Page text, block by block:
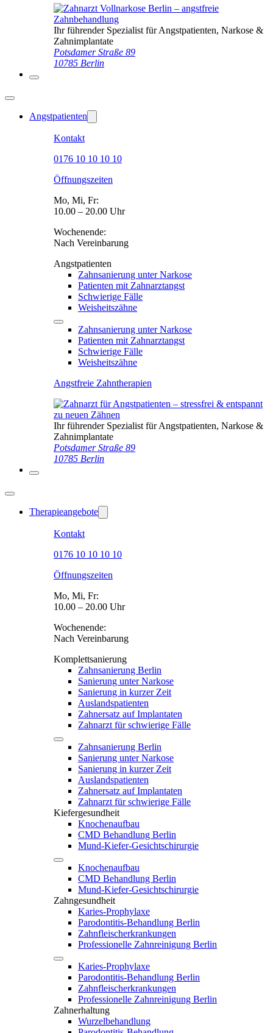
Ihr führender Spezialist für Angstpatienten, Narkose &
Zahnimplantate
Potsdamer Straße 89
10785 Berlin
Angstpatienten
Kontakt
0176 10 10 10 10
Öffnungszeiten
Mo, Mi, Fr:
10.00 – 20.00 Uhr
Wochenende:
Nach Vereinbarung
Angstpatienten
Zahnsanierung unter Narkose
Patienten mit Zahnarztangst
Schwierige Fälle
Weisheitszähne
Zahnsanierung unter Narkose
Patienten mit Zahnarztangst
Schwierige Fälle
Weisheitszähne
Angstfreie Zahntherapien
Ihr führender Spezialist für Angstpatienten, Narkose &
Zahnimplantate
Potsdamer Straße 89
10785 Berlin
Therapieangebote
Kontakt
0176 10 10 10 10
Öffnungszeiten
Mo, Mi, Fr:
10.00 – 20.00 Uhr
Wochenende:
Nach Vereinbarung
Komplettsanierung
Zahnsanierung Berlin
Sanierung unter Narkose
Sanierung in kurzer Zeit
Auslandspatienten
Zahnersatz auf Implantaten
Zahnarzt für schwierige Fälle
Zahnsanierung Berlin
Sanierung unter Narkose
Sanierung in kurzer Zeit
Auslandspatienten
Zahnersatz auf Implantaten
Zahnarzt für schwierige Fälle
Kiefergesundheit
Knochenaufbau
CMD Behandlung Berlin
Mund-Kiefer-Gesichtschirurgie
Knochenaufbau
CMD Behandlung Berlin
Mund-Kiefer-Gesichtschirurgie
Zahngesundheit
Karies-Prophylaxe
Parodontitis-Behandlung Berlin
Zahnfleischerkrankungen
Professionelle Zahnreinigung Berlin
Karies-Prophylaxe
Parodontitis-Behandlung Berlin
Zahnfleischerkrankungen
Professionelle Zahnreinigung Berlin
Zahnerhaltung
Wurzelbehandlung